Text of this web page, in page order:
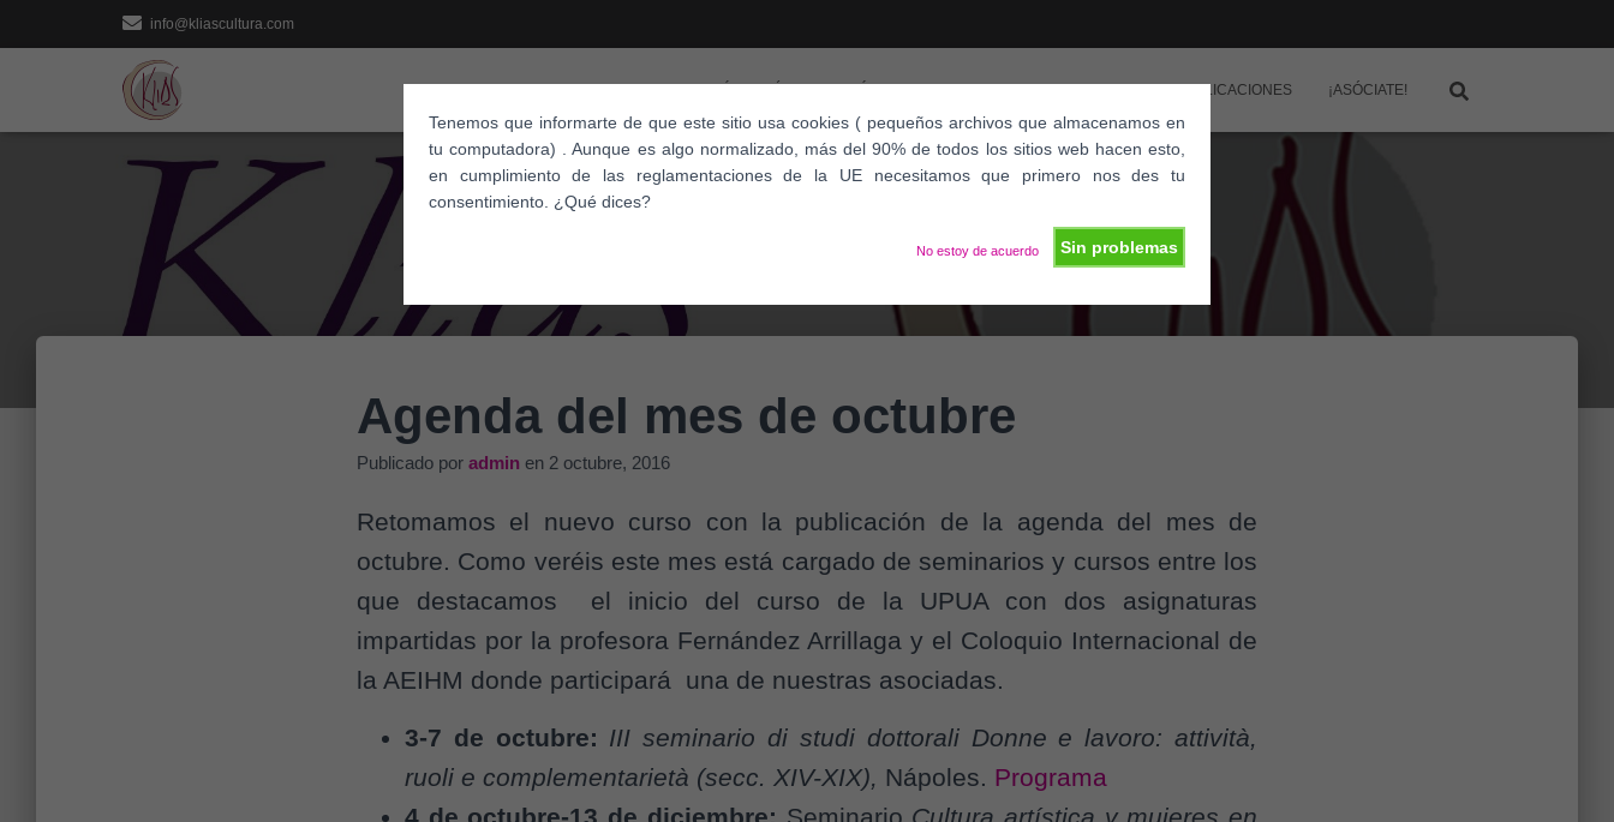
Tenemos que informarte de que este sitio usa cookies ( pequeños archivos que almacenamos en
tu computadora) . Aunque es algo normalizado, más del 90% de todos los sitios web hacen esto,
en cumplimiento de las reglamentaciones de la UE necesitamos que primero nos des tu
consentimiento. ¿Qué dices?
Sin problemas
No estoy de acuerdo
info@kliascultura.com
PUBLICACIONES ¡ASÓCIATE!
Agenda del mes de octubre
Publicado por admin en 2 octubre, 2016
Retomamos el nuevo curso con la publicación de la agenda del mes de
octubre. Como veréis este mes está cargado de seminarios y cursos entre los
que destacamos el inicio del curso de la UPUA con dos asignaturas
impartidas por la profesora Fernández Arrillaga y el Coloquio Internacional de
la AEIHM donde participará una de nuestras asociadas.
3-7 de octubre: III seminario di studi dottorali Donne e lavoro: attività,
ruoli e complementarietà (secc. XIV-XIX), Nápoles. Programa